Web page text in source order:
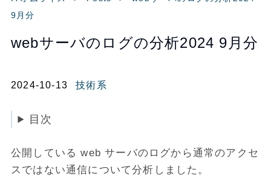
9月分
webサーバのログの分析2024 9月分
2024-10-13 技術系
目次
公開している web サーバのログから通常のアクセ
スではない通信について分析しました。